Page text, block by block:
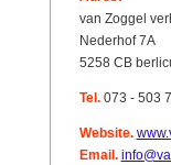
van Zoggel
Nederhof 7A
5258 CB
Tel.073 - 503
Website.
Email.